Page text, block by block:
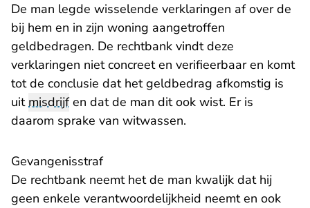
De man legde wisselende verklaringen af over de
bij hem en in zijn woning aangetroffen
geldbedragen. De rechtbank vindt deze
verklaringen niet concreet en verifieerbaar en komt
tot de conclusie dat het geldbedrag afkomstig is
uitmisdrijfen dat de man dit ook wist. Er is
daarom sprake van witwassen.
Gevangenisstraf
De rechtbank neemt het de man kwalijk dat hij
geen enkele verantwoordelijkheid neemt en ook